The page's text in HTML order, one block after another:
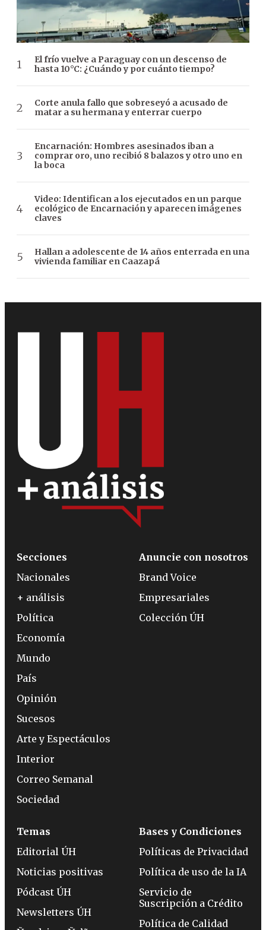
El frío vuelve a Paraguay con un descenso de
hasta 10°C: ¿Cuándo y por cuánto tiempo?
Corte anula fallo que sobreseyó a acusado de
matar a su hermana y enterrar cuerpo
Encarnación: Hombres asesinados iban a
comprar oro, uno recibió 8 balazos y otro uno en
la boca
Video: Identifican a los ejecutados en un parque
ecológico de Encarnación y aparecen imágenes
claves
Hallan a adolescente de 14 años enterrada en una
vivienda familiar en Caazapá
Secciones
Nacionales
+ análisis
Política
Economía
Mundo
País
Opinión
Sucesos
Arte y Espectáculos
Interior
Correo Semanal
Sociedad
Anuncie con nosotros
Brand Voice
Empresariales
Colección ÚH
Temas
Editorial ÚH
Noticias positivas
Pódcast ÚH
Newsletters ÚH
Bases y Condiciones
Políticas de Privacidad
Política de uso de la IA
Servicio de
Suscripción a Crédito
Política de Calidad